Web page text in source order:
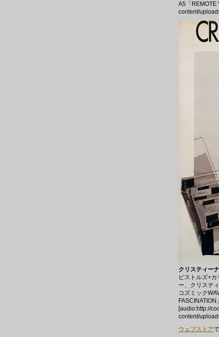
A5「REMOTE
content/
クリスティー
ピストルズ+
ー、クリステ
コズミック
FASCINATION
[audio:http://
content/
ウェブストア